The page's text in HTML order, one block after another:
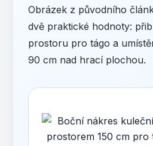
Obrázek z původního
dvě praktické hodnoty:
prostoru pro tágo a
90 cm nad hrací plochou.